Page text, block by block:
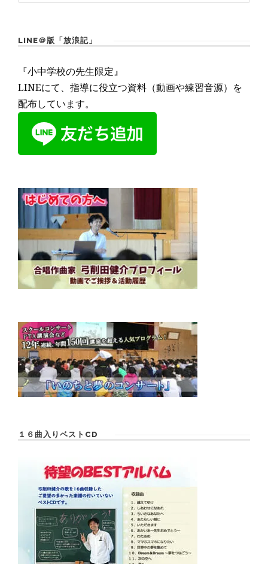
LINE＠版「放浪記」
『小中学校の先生限定』
LINEにて、指導に役立つ資料（動画や練習音源）を
配布しています。
１６曲入りベストCD